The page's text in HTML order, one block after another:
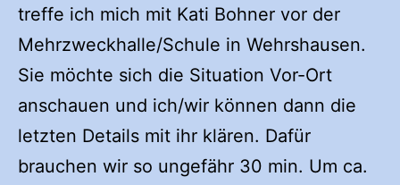
treffe ich mich mit Kati Bohner vor der
Mehrzweckhalle/Schule in Wehrshausen.
Sie möchte sich die Situation Vor-Ort
anschauen und ich/wir können dann die
letzten Details mit ihr klären. Dafür
brauchen wir so ungefähr 30 min. Um ca.